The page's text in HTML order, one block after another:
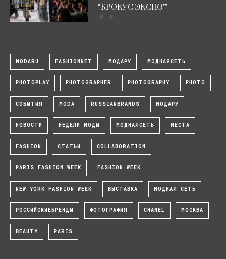
“КРОКУС ЭКСПО”
0
MODARU FASHIONNET МОДАРУ МОДНАЯСЕТЬ
PHOTOPLAY PHOTOGRAPHER PHOTOGRAPHY PHOTO
СОБЫТИЯ MODA RUSSIANBRANDS МОДАРУ
НОВОСТИ НЕДЕЛИ МОДЫ МОДНАЯСЕТЬ МЕСТА
FASHION СТАТЬИ COLLABORATION
PARIS FASHION WEEK FASHION WEEK
NEW YORK FASHION WEEK ВЫСТАВКА МОДНАЯ СЕТЬ
РОССИЙСКИЕБРЕНДЫ ФОТОГРАФИЯ CHANEL МОСКВА
BEAUTY PARIS